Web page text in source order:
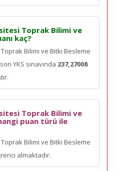
Toprak Bilimi ve
kaç?
Bilimi ve Bitki Besleme
YKS sınavında 237,27008
Toprak Bilimi ve
puan türü ile
Bilimi ve Bitki Besleme
almaktadır.